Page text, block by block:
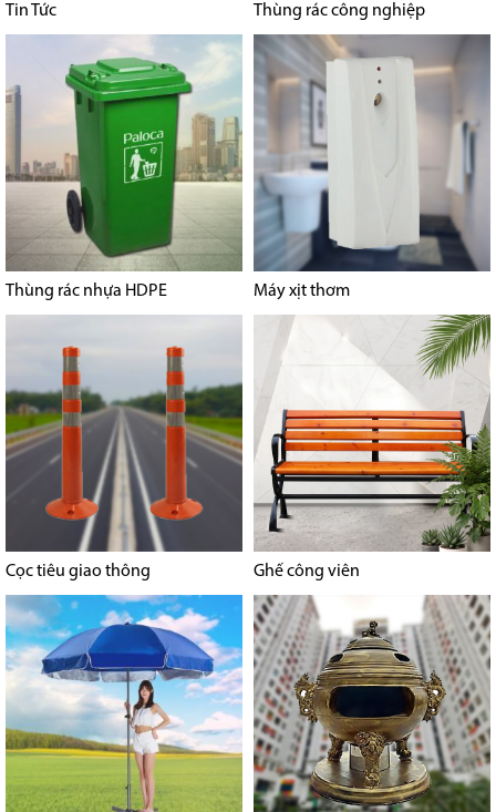
Tin Tức Thùng rác công nghiệp
Thùng rác nhựa HDPE Máy xịt thơm
Cọc tiêu giao thông Ghế công viên